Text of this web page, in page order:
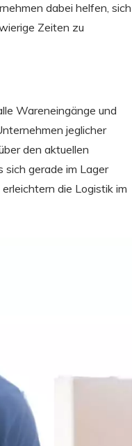
dabei helfen, sich
Zeiten zu
Wareneingänge und
jeglicher
den aktuellen
sich gerade im Lager
die Logistik im